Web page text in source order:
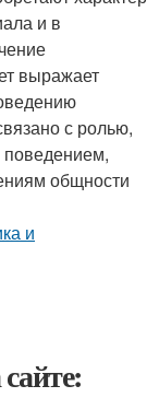
и в
выражает
с ролью,
поведением,
общности